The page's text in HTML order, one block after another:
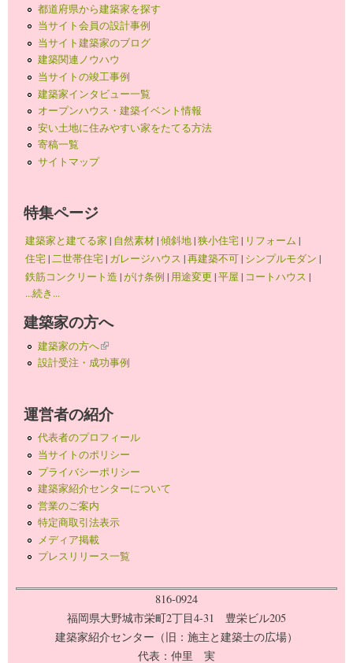
都道府県から建築家を探す
当サイト会員の設計事例
当サイト建築家のブログ
建築関連ノウハウ
当サイトの竣工事例
建築家インタビュー一覧
オープンハウス・建築イベント情報
安い土地に住みやすい家をたてる方法
寄稿一覧
サイトマップ
特集ページ
建築家と建てる家 | 自然素材|傾斜地|狭小住宅| リフォーム |
住宅|二世帯住宅| ガレージハウス |再建築不可| シンプルモダン |
鉄筋コンクリート造 |がけ条例 | 用途変更 |平屋 | コートハウス |
...続き...
建築家の方へ
建築家の方へ(link is external)
設計受注・成功事例
運営者の紹介
代表者のプロフィール
当サイトのポリシー
プライバシーポリシー
建築家紹介センターについて
営業のご案内
特定商取引法表示
メディア掲載
プレスリリース一覧
816-0924
福岡県大野城市栄町2丁目4-31 豊栄ビル205
建築家紹介センター（旧：施主と建築士の広場）
代表：仲里 実